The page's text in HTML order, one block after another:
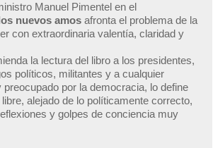
Manuel Pimentel en el
nuevos amos afronta el problema de la
con extraordinaria valentía, claridad y
la lectura del libro a los presidentes,
políticos, militantes y a cualquier
preocupado por la democracia, lo define
alejado de lo políticamente correcto,
y golpes de conciencia muy